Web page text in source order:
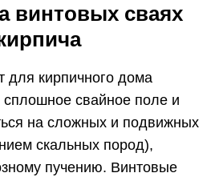
винтовых сваях
кирпичного дома
сплошное свайное поле и
на сложных и подвижных
скальных пород),
пучению. Винтовые